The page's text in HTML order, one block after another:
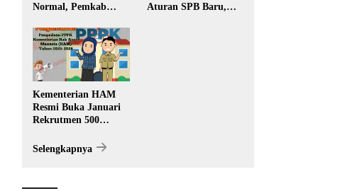
Normal, Pemkab
Distribusi Air Bersih
Lancar ke Rumah
Warga
Aturan SPB Baru,
Kementerian HAM
Resmi Buka Januari
Rekrutmen 500
Jabatan
Selengkapnya